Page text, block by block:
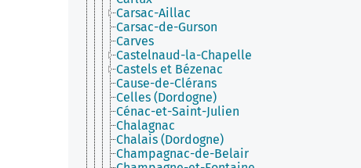
Carsac-Aillac
Carsac-de-Gurson
Carves
Castelnaud-la-Chapelle
Castels et Bézenac
Cause-de-Clérans
Celles (Dordogne)
Cénac-et-Saint-Julien
Chalagnac
Chalais (Dordogne)
Champagnac-de-Belair